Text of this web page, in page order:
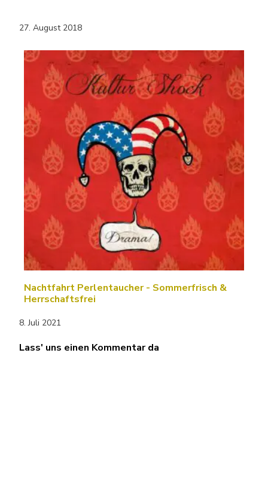
27. August 2018
Nachtfahrt Perlentaucher - Sommerfrisch &
Herrschaftsfrei
8. Juli 2021
Lass' uns einen Kommentar da